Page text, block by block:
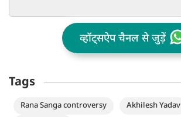
व्हॉट्सऐप चैनल से जुड़ें
Tags
Rana Sanga controversy Akhilesh Yadav